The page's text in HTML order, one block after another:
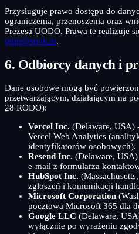
Przysługuje prawo dostępu do
ograniczenia, przenoszenia oraz
Prezesa UODO. Prawa te realizuje
gdpr@snok.ai.
6. Odbiorcy danych i
Dane osobowe mogą być
przetwarzającym, działającym na
28 RODO):
Vercel Inc. (Delaware, USA)
Vercel Web Analytics
identyfikatorów osobowych).
Resend Inc. (Delaware,
e-mail z formularza
HubSpot Inc.
zgłoszeń i komunikacji
Microsoft Corporation
pocztowa Microsoft 365 dla
Google LLC (Delaware,
wyłącznie po wyrażeniu